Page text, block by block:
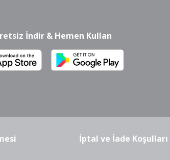
İndir & Hemen Kullan
İptal ve İade Koşulları